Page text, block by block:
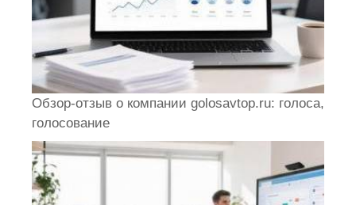
Обзор-отзыв о компании golosavtop.ru: голоса,
голосование